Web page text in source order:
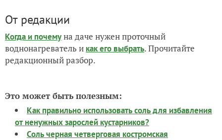
От редакции
Когда и почемуна даче нужен проточный
воднонагреватель и как его выбрать. Прочитайте
редакционный разбор.
Это может быть полезным:
Как правильно использовать соль для избавления
от ненужных зарослей кустарников?
Соль черная четверговая костромская